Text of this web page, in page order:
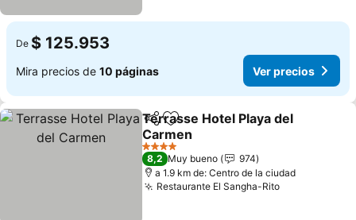
De $ 125.953
Mira precios de 10 páginas Ver precios
Compartir
Agregar a favoritos
Terrasse Hotel Playa del
Carmen
Ver precios
4 Estrellas
8,2 Muy bueno
974
a 1.9 km de: Centro de la ciudad
Restaurante El Sangha-RitoVer precios